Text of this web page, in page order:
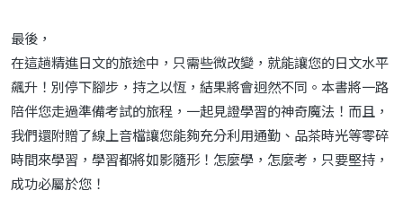
最後，
在這趟精進日文的旅途中，只需些微改變，就能讓您的日文水平
飆升！別停下腳步，持之以恆，結果將會迥然不同。本書將一路
陪伴您走過準備考試的旅程，一起見證學習的神奇魔法！而且，
我們還附贈了線上音檔讓您能夠充分利用通勤、品茶時光等零碎
時間來學習，學習都將如影隨形！怎麼學，怎麼考，只要堅持，
成功必屬於您！